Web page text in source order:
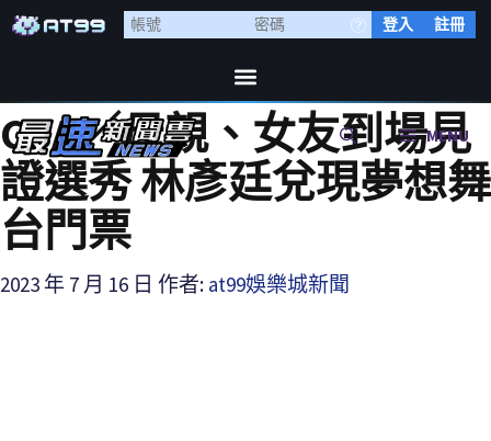
登入 註冊
MENU
CBA／母親、女友到場見
證選秀 林彥廷兌現夢想舞
台門票
2023 年 7 月 16 日 作者: at99娛樂城新聞